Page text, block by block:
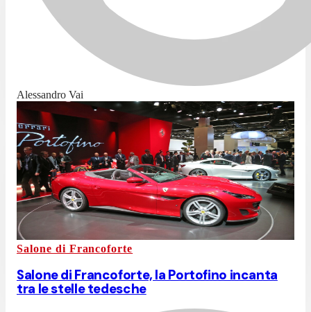
Alessandro Vai
Salone di Francoforte
Salone di Francoforte, la Portofino incanta
tra le stelle tedesche